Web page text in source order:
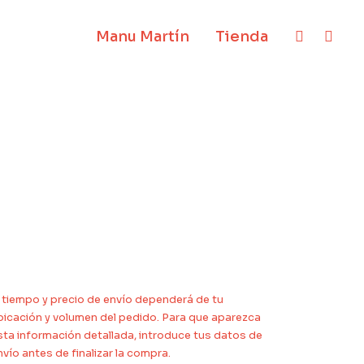
Manu Martín Tienda
tiempo y precio de envío dependerá de tu
y volumen del pedido. Para que aparezca
información detallada, introduce tus datos de
antes de finalizar la compra.